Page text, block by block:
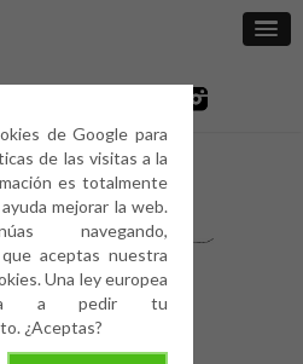
de Google para
de las visitas a la
es totalmente
mejorar la web.
navegando,
aceptas nuestra
Una ley europea
a pedir tu
¿Aceptas?